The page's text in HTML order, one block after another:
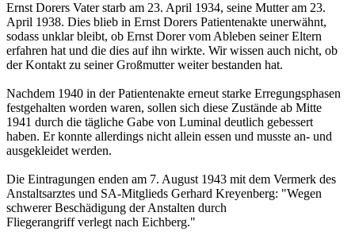
Ernst Dorers Vater starb am 23. April 1934, seine Mutter am 23.
April 1938. Dies blieb in Ernst Dorers Patientenakte unerwähnt,
sodass unklar bleibt, ob Ernst Dorer vom Ableben seiner Eltern
erfahren hat und die dies auf ihn wirkte. Wir wissen auch nicht, ob
der Kontakt zu seiner Großmutter weiter bestanden hat.
Nachdem 1940 in der Patientenakte erneut starke Erregungsphasen
festgehalten worden waren, sollen sich diese Zustände ab Mitte
1941 durch die tägliche Gabe von Luminal deutlich gebessert
haben. Er konnte allerdings nicht allein essen und musste an- und
ausgekleidet werden.
Die Eintragungen enden am 7. August 1943 mit dem Vermerk des
Anstaltsarztes und SA-Mitglieds Gerhard Kreyenberg: "Wegen
schwerer Beschädigung der Anstalten durch
Fliegerangriff verlegt nach Eichberg."